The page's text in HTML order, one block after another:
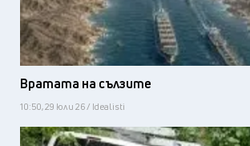
Вратата на сълзите
10:50, 29 юли 26 / Idealisti